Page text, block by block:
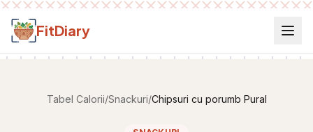
Salt la conținut
FitDiary
Tabel Calorii/Snackuri/Chipsuri cu porumb Pural